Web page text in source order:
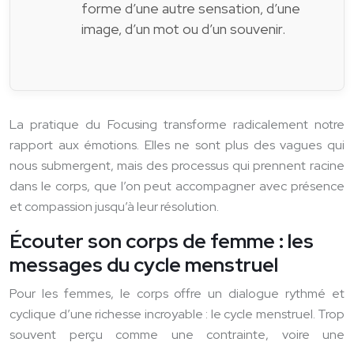
forme d’une autre sensation, d’une
image, d’un mot ou d’un souvenir.
La pratique du Focusing transforme radicalement notre
rapport aux émotions. Elles ne sont plus des vagues qui
nous submergent, mais des processus qui prennent racine
dans le corps, que l’on peut accompagner avec présence
et compassion jusqu’à leur résolution.
Écouter son corps de femme : les
messages du cycle menstruel
Pour les femmes, le corps offre un dialogue rythmé et
cyclique d’une richesse incroyable : le cycle menstruel. Trop
souvent perçu comme une contrainte, voire une